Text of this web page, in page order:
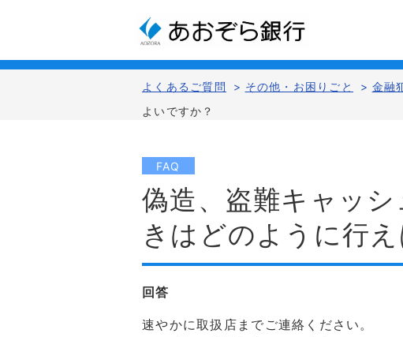
よくあるご質問 > その他・お困りごと > 金融
よいですか？
FAQ
偽造、盗難キャッ
きはどのように行
回答
速やかに取扱店までご連絡ください。